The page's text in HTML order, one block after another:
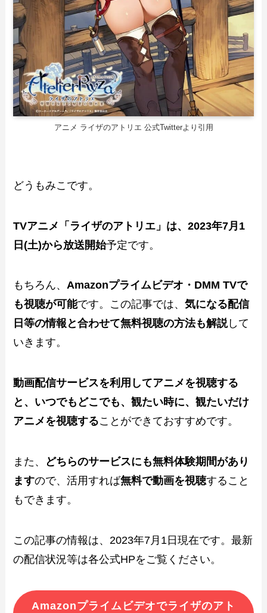
アニメ ライザのアトリエ 公式Twitterより引用
どうもみこです。
TVアニメ「ライザのアトリエ」は、2023年7月1
日(土)から放送開始予定です。
もちろん、Amazonプライムビデオ・ DMM TVで
も視聴が可能です。この記事では、気になる配信
日等の情報と合わせて無料視聴の方法も解説して
いきます。
動画配信サービスを利用してアニメを視聴する
と、いつでもどこでも、観たい時に、観たいだけ
アニメを視聴することができておすすめです。
また、 どちらのサービスにも無料体験期間があり
ますので、活用すれば無料で動画を視聴すること
もできます。
この記事の情報は、2023年7月1日現在です。最新
の配信状況等は各公式HPをご覧ください。
Amazonプライムビデオでライザのアト